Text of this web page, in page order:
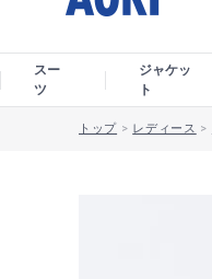
スー
ツ
ジャケッ
ト
トップ > レディース >